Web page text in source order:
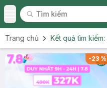
Toggle Menu
Tìm kiếm
Tìm kiếm
Trang chủ Kết quả tìm kiếm:
-23%